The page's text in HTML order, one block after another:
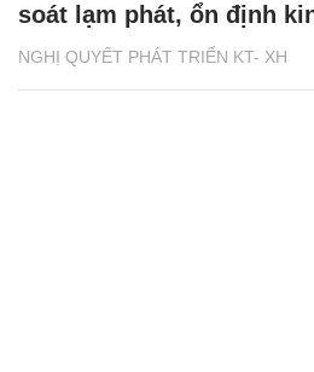
NGHỊ QUYẾT PHÁT TRIỂN KT- XH
soát lạm phát, ổn định